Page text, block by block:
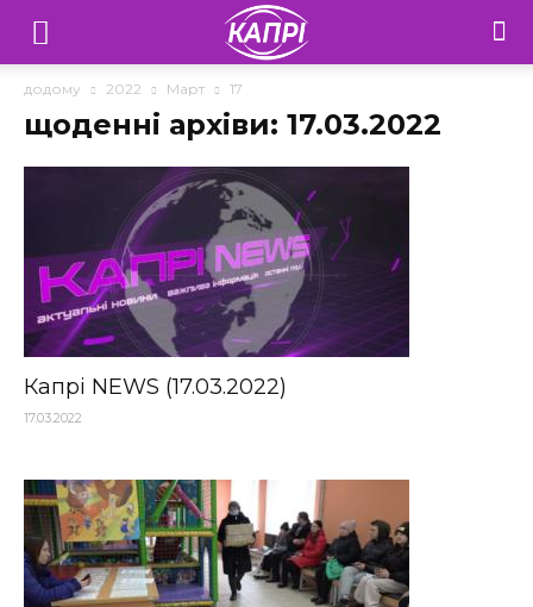
Телебачення
«Капрі»
Донеччини
додому 2022 Март 17
щоденні архіви: 17.03.2022
Капрі NEWS (17.03.2022)
17.03.2022